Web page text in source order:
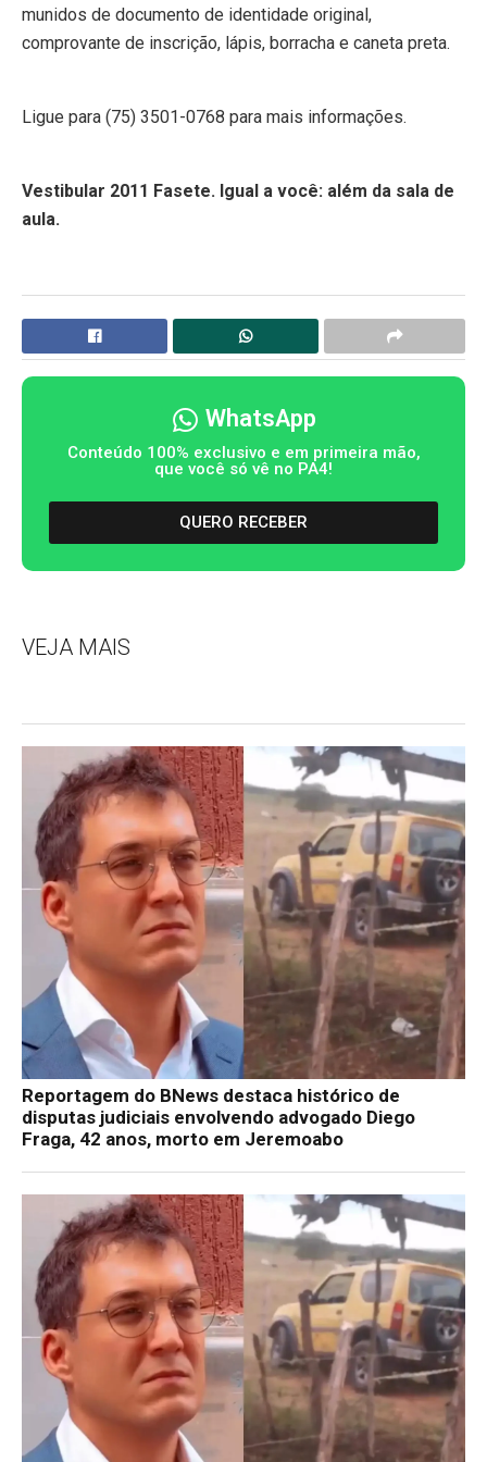
munidos de documento de identidade original,
comprovante de inscrição, lápis, borracha e caneta preta.
Ligue para (75) 3501-0768 para mais informações.
Vestibular 2011 Fasete. Igual a você: além da sala de
aula.
WhatsApp
Conteúdo 100% exclusivo e em primeira mão,
que você só vê no PA4!
QUERO RECEBER
VEJA MAIS
Reportagem do BNews destaca histórico de
disputas judiciais envolvendo advogado Diego
Fraga, 42 anos, morto em Jeremoabo